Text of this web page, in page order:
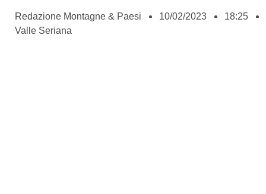
Redazione Montagne & Paesi 10/02/2023
18:25
Valle Seriana